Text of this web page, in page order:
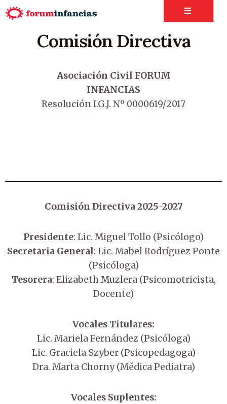
Comisión Directiva
Asociación Civil FORUM
INFANCIAS
Resolución I.G.J. Nº 0000619/2017
Comisión Directiva 2025-2027
Presidente: Lic. Miguel Tollo (Psicólogo)
Secretaria General: Lic. Mabel Rodríguez Ponte
(Psicóloga)
Tesorera: Elizabeth Muzlera (Psicomotricista,
Docente)
Vocales Titulares:
Lic. Mariela Fernández (Psicóloga)
Lic. Graciela Szyber (Psicopedagoga)
Dra. Marta Chorny (Médica Pediatra)
Vocales Suplentes: